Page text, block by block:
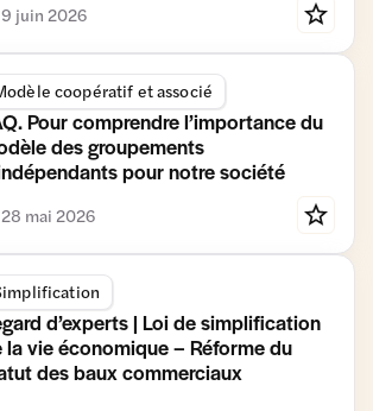
9 juin 2026
coopératif et associé
Pour comprendre l’importance du
des groupements
pour notre société
28 mai 2026
d’experts | Loi de simplification
la vie économique – Réforme du
des baux commerciaux